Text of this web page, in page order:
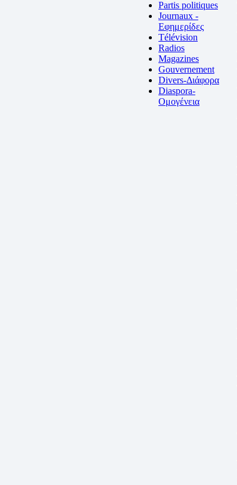
Partis politiques
Journaux -
Εφημερίδες
Télévision
Radios
Magazines
Gouvernement
Divers-Διάφορα
Diaspora-
Ομογένεια